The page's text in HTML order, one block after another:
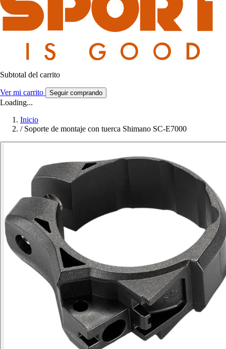
Subtotal del carrito
Ver mi carrito Seguir comprando
Loading...
Inicio
/ Soporte de montaje con tuerca Shimano SC-E7000